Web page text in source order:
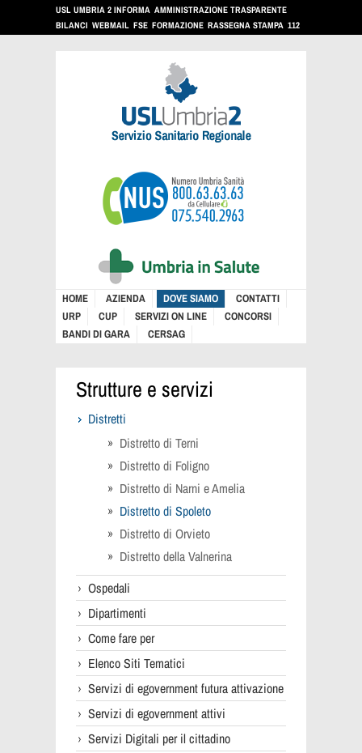
USL UMBRIA 2 INFORMA AMMINISTRAZIONE TRASPARENTE
BILANCI WEBMAIL FSE FORMAZIONE RASSEGNA STAMPA 112
HOME AZIENDA DOVE SIAMO
CONTATTI
URP
CUP SERVIZI ON LINE
CONCORSI
BANDI DI GARA
CERSAG
Strutture e servizi
Distretti
Distretto di Terni
Distretto di Foligno
Distretto di Narni e Amelia
Distretto di Spoleto
Distretto di Orvieto
Distretto della Valnerina
Ospedali
Dipartimenti
Come fare per
Elenco Siti Tematici
Servizi di egovernment futura attivazione
Servizi di egovernment attivi
Servizi Digitali per il cittadino